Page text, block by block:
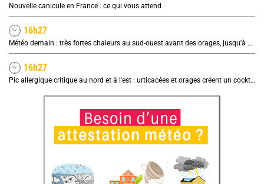
Nouvelle canicule en France : ce qui vous attend
16h27
Météo demain : très fortes chaleurs au sud-ouest avant des orages, jusqu'à 39°C
16h27
Pic allergique critique au nord et à l'est : urticacées et orages créent un cocktail explosif